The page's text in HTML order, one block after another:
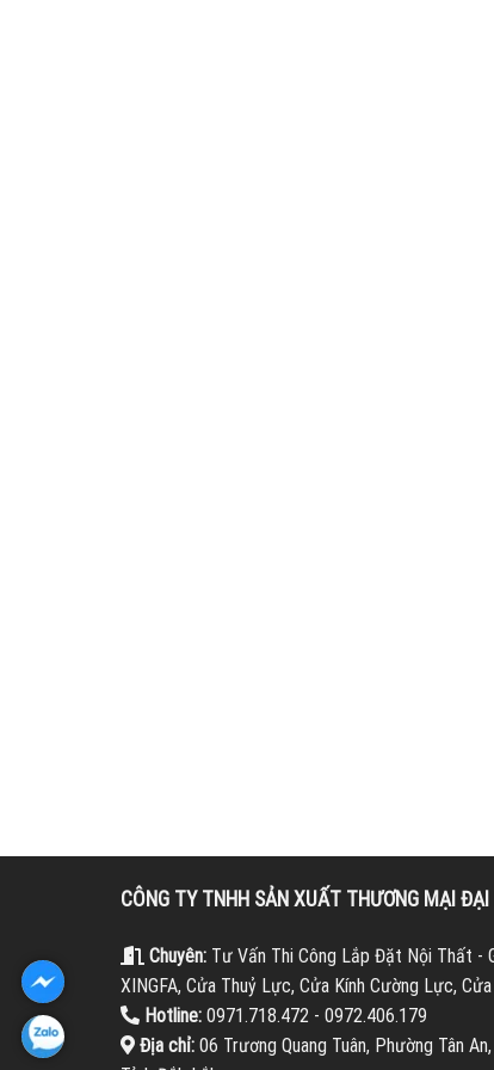
CÔNG TY TNHH SẢN XUẤT THƯƠNG MẠI ĐẠI
Chuyên:Tư Vấn Thi Công Lắp Đặt Nội Thất -
XINGFA, Cửa Thuỷ Lực, Cửa Kính Cường Lực,
Hotline:0971.718.472 - 0972.406.179
Địa chỉ:06 Trương Quang Tuân, Phường Tân